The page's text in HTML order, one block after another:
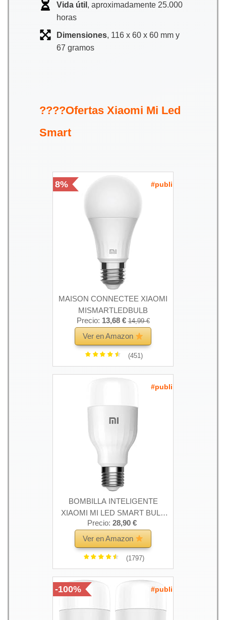
Vida útil , aproximadamente 25.000
horas
Dimensiones, 116 x 60 x 60 mm y
67 gramos
????Ofertas Xiaomi Mi Led
Smart
8% #publi
MAISON CONNECTEE XIAOMI
MISMARTLEDBULB
Precio: 13,68 € 14,99 €
Ver en Amazon
(451)
#publi
BOMBILLA INTELIGENTE
XIAOMI MI LED SMART BULB
ESSENTIAL WHITE AND COLOR
- 9W - E27 - 950 LUMENES -
1700-6500K - WIFI - APP MI
HOME
Precio: 28,90 €
Ver en Amazon
(1797)
-100% #publi